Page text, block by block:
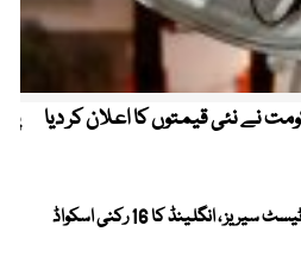
نے نئی قیمتوں کا اعلان کر دیا
پاکستان کیخلاف ٹیسٹ سیریز ، انگلینڈ کا 16 رکنی اسکواڈ